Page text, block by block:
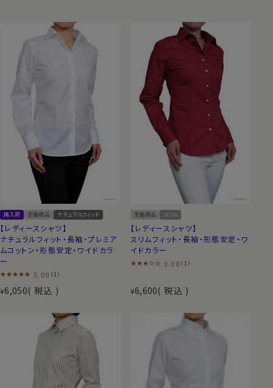
再入荷 定番商品 ナチュラルフィット
【レディースシャツ】
ナチュラルフィット・長袖・プレミア
ムコットン・形態安定・ワイドカラ
ー
5.00 （1）
¥6,050 税込
定番商品 スリム
【レディースシャツ】
スリムフィット・長袖・形態安定・ワ
イドカラー
3.00 （1）
¥6,600 税込